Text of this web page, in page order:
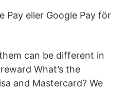
Pay eller Google Pay för
can be different in
What’s the
and Mastercard? We